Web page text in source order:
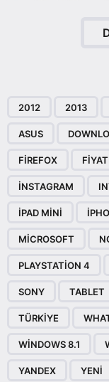
2012 2013
ASUS
FIREFOX FIYAT
INSTAGRAM
IPAD MINI
MICROSOFT
PLAYSTATION 4
SONY TABLET
TÜRKIYE
WINDOWS 8.1
YANDEX YENI